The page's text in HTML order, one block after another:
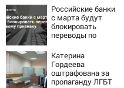
от них
Российские банки
с марта будут
блокировать
переводы по
Катерина
Гордеева
оштрафована за
пропаганду ЛГБТ